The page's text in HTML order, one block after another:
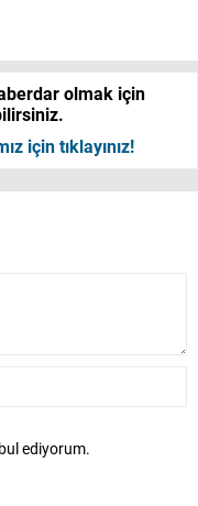
olmak için
için tıklayınız!
ediyorum.